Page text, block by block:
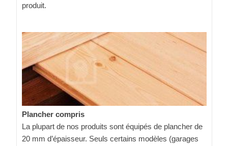
produit.
Plancher compris
La plupart de nos produits sont équipés de plancher de
20 mm d’épaisseur. Seuls certains modèles (garages